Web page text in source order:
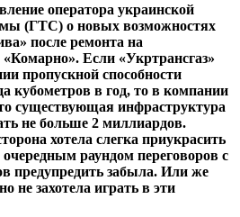
оператора украинской
(ГТС) о новых возможностях
после ремонта на
Если «Укртрансгаз»
пропускной способности
кубометров в год, то в компании
существующая инфраструктура
не больше 2 миллиардов.
хотела слегка приукрасить
очередным раундом переговоров с
предупредить забыла. Или же
не захотела играть в эти